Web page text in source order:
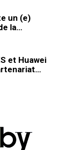
un (e)
la…
et Huawei